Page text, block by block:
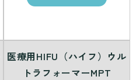
医療用HIFU（ハイフ）ウル
トラフォーマーMPT